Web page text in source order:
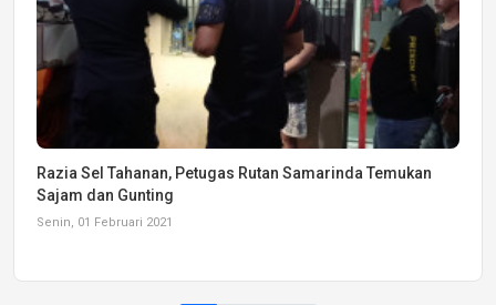
Razia Sel Tahanan, Petugas Rutan Samarinda Temukan
Sajam dan Gunting
Senin, 01 Februari 2021